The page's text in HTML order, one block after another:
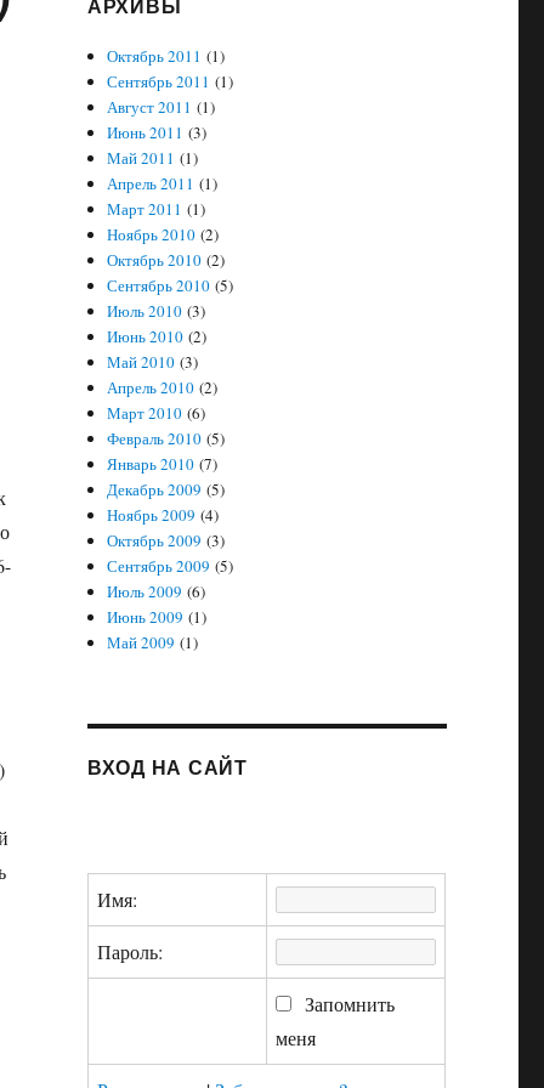
Октябрь 2011 (1)
Сентябрь 2011 (1)
Август 2011 (1)
Июнь 2011 (3)
Май 2011 (1)
Апрель 2011 (1)
Март 2011 (1)
Ноябрь 2010 (2)
Октябрь 2010 (2)
Сентябрь 2010 (5)
Июль 2010 (3)
Июнь 2010 (2)
Май 2010 (3)
Апрель 2010 (2)
Март 2010 (6)
Февраль 2010 (5)
Январь 2010 (7)
Декабрь 2009 (5)
Ноябрь 2009 (4)
Октябрь 2009 (3)
Сентябрь 2009 (5)
Июль 2009 (6)
Июнь 2009 (1)
Май 2009 (1)
ВХОД НА САЙТ
Имя:
Пароль:
Запомнить
меня